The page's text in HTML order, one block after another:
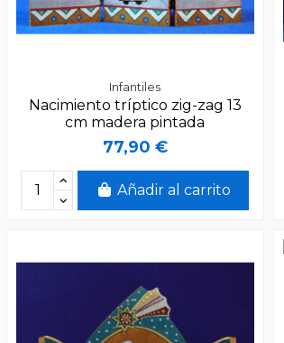
Infantiles
Nacimiento tríptico zig-zag 13
cm madera pintada
77,90 €
Añadir al carrito